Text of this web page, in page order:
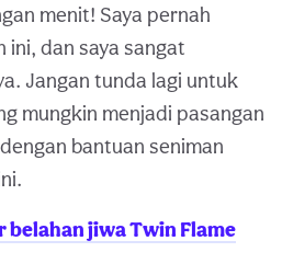
menit! Saya pernah
ini, dan saya sangat
Jangan tunda lagi untuk
mungkin menjadi pasangan
bantuan seniman
belahan jiwa Twin Flame